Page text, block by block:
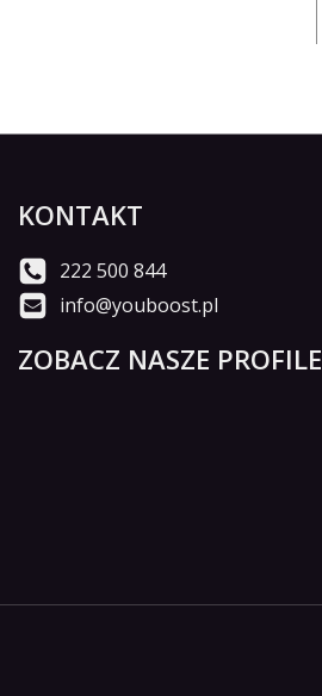
KONTAKT
222 500 844
info@youboost.pl
ZOBACZ NASZE PROFILE